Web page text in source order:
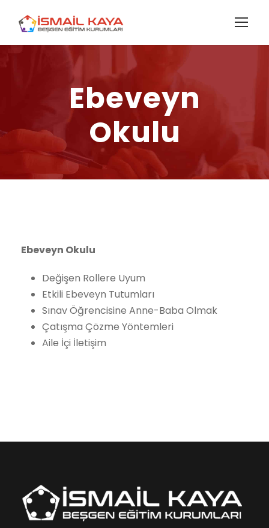
Ebeveyn
Okulu
Ebeveyn Okulu
Değişen Rollere Uyum
Etkili Ebeveyn Tutumları
Sınav Öğrencisine Anne-Baba Olmak
Çatışma Çözme Yöntemleri
Aile İçi İletişim